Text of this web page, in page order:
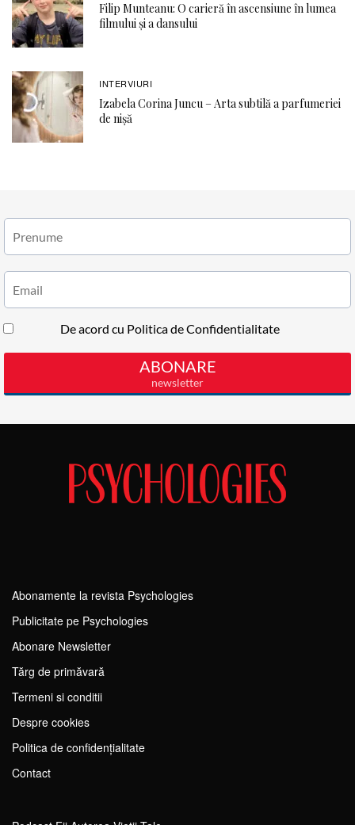
Filip Munteanu: O carieră în ascensiune în lumea
filmului și a dansului
INTERVIURI
Izabela Corina Juncu – Arta subtilă a parfumeriei
de nișă
Abonamente la revista Psychologies
Publicitate pe Psychologies
Abonare Newsletter
Tărg de primăvară
Termeni si conditii
Despre cookies
Politica de confidențialitate
Contact